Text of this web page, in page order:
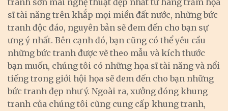
tranh sơn mài nghệ thuật đẹp nhất từ hàng trăm họa
sĩ tài năng trên khắp mọi miền đất nước, những bức
tranh độc đáo, nguyên bản sẽ đem đến cho bạn sự
ưng ý nhất. Bên cạnh đó, bạn cũng có thể yêu cầu
những bức tranh được vẽ theo mẫu và kích thước
bạn muốn, chúng tôi có những họa sĩ tài năng và nổi
tiếng trong giới hội họa sẽ đem đến cho bạn những
bức tranh đẹp như ý. Ngoài ra, xưởng đóng khung
tranh của chúng tôi cũng cung cấp khung tranh,